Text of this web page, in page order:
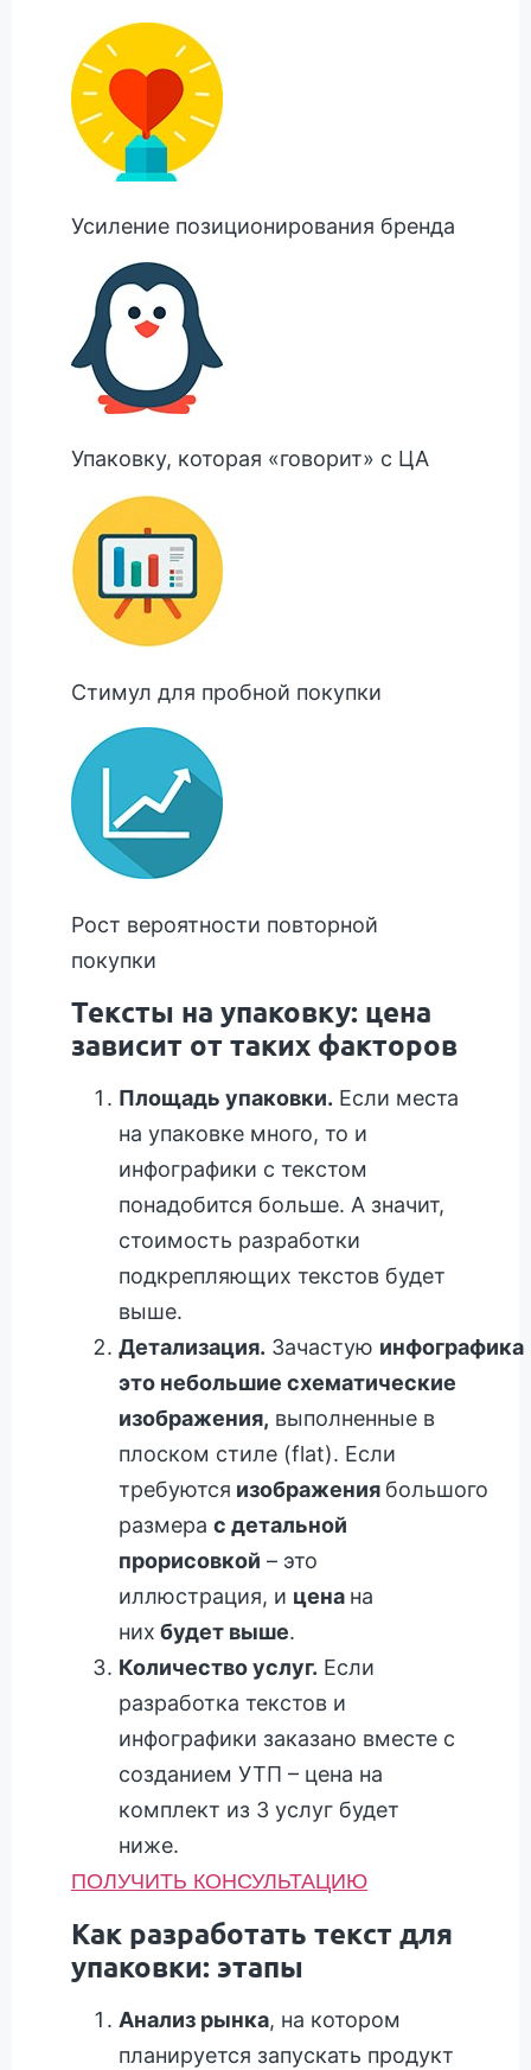
Усиление позиционирования бренда
Упаковку, которая «говорит» с ЦА
Стимул для пробной покупки
Рост вероятности повторной
покупки
Тексты на упаковку: цена
зависит от таких факторов
Площадь упаковки. Если места
на упаковке много, то и
инфографики с текстом
понадобится больше. А значит,
стоимость разработки
подкрепляющих текстов будет
выше.
Детализация. Зачастую инфографика
это небольшие схематические
изображения, выполненные в
плоском стиле (flat). Если
требуются изображения большого
размера с детальной
прорисовкой – это
иллюстрация, и цена на
них будет выше.
Количество услуг. Если
разработка текстов и
инфографики заказано вместе с
созданием УТП – цена на
комплект из 3 услуг будет
ниже.
ПОЛУЧИТЬ КОНСУЛЬТАЦИЮ
Как разработать текст для
упаковки: этапы
Анализ рынка, на котором
планируется запускать продукт